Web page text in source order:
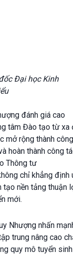
Đại học Kinh
đánh giá cao
tâm Đào tạo từ xa
mở rộng thành công
hoàn thành công
Thông tư
chỉ khẳng định
nền tảng thuận
mới.
Nhượng nhấn
trung nâng cao
quy mô tuyển sinh